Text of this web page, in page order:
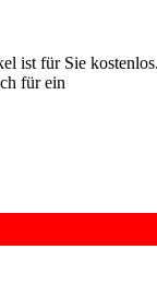
ist für Sie
für ein